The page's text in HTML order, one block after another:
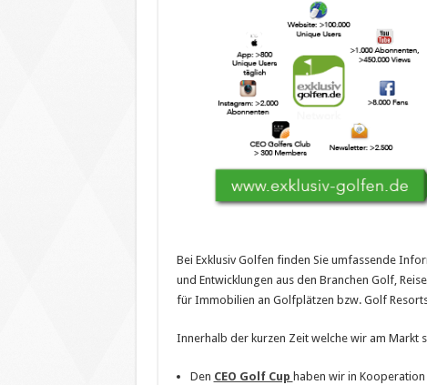
Bei Exklusiv Golfen finden Sie umfassende
und Entwicklungen aus den Branchen Golf,
für Immobilien an Golfplätzen bzw. Golf
Innerhalb der kurzen Zeit welche wir am Markt
Den CEO Golf Cup haben wir in